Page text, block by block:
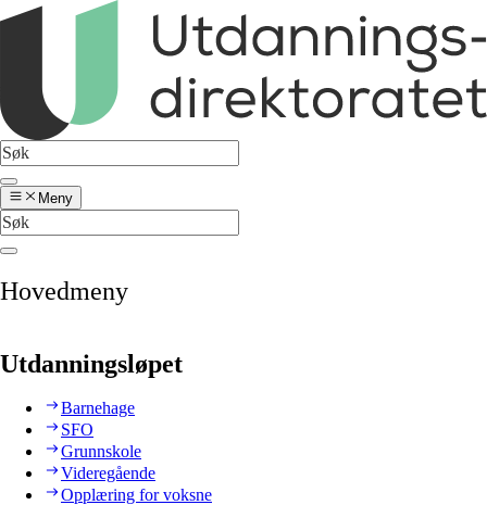
Meny
Hovedmeny
Utdanningsløpet
Barnehage
SFO
Grunnskole
Videregående
Opplæring for voksne